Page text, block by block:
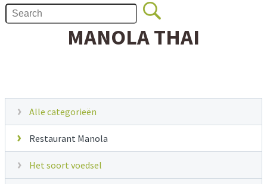
MANOLA THAI
Alle categorieën
Restaurant Manola
Het soort voedsel